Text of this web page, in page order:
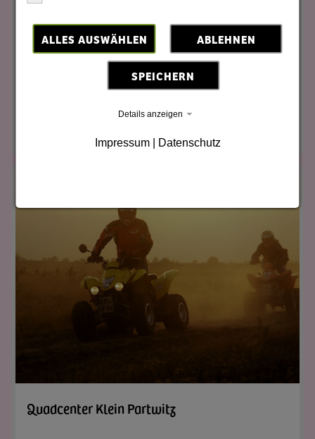
durch den UNESCO Fürst-Pückler Park!
Quadcenter Klein Partwitz
ALLES AUSWÄHLEN ABLEHNEN
SPEICHERN
Details anzeigen
Impressum| Datenschutz